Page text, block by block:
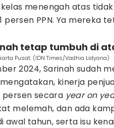
menengah atas
persen PPN. Ya mereka
tetap tumbuh di
Pusat. (IDN Times/Vadhia Lidyana)
2024, Sarinah sudah
kinerja
persen secara year on
melemah, dan ada
awal tahun, serta isu